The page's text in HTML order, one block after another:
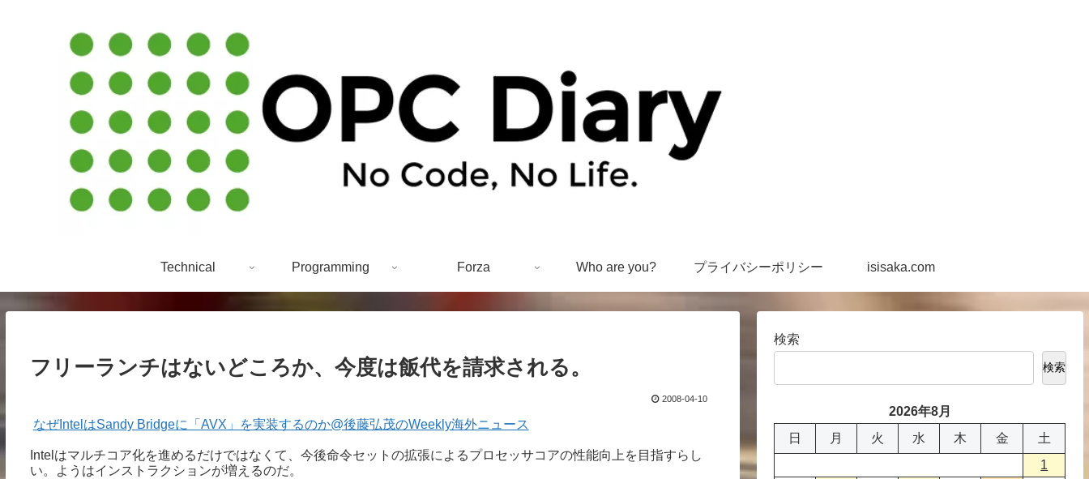
Technical Programming Forza Who are you? プライバシーポリシー isisaka.com
フリーランチはないどころか、今度は飯代を請求される。
2008-04-10
なぜIntelはSandy Bridgeに「AVX」を実装するのか@後藤弘茂のWeekly海外ニュース
Intelはマルチコア化を進めるだけではなくて、今後命令セットの拡張によるプロセッサコアの性能向上を目指すらし
い。ようはインストラクションが増えるのだ。
検索
検索
2026年8月
日
月 火 水 木 金
土
1